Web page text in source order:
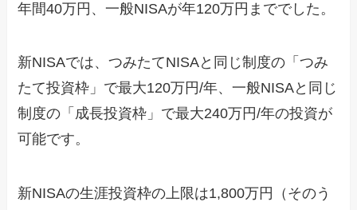
年間40万円、一般NISAが年120万円まででした。
新NISAでは、つみたてNISAと同じ制度の「つみ
たて投資枠」で最大120万円/年、一般NISAと同じ
制度の「成長投資枠」で最大240万円/年の投資が
可能です。
新NISAの生涯投資枠の上限は1,800万円（そのう